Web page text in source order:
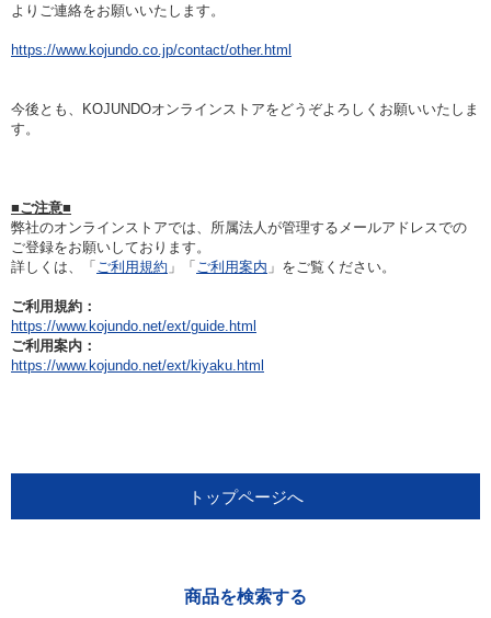
和名・英名で検索
CAS番号で検索
商品分類
化合物
形状詳細
アウトレット
よりご連絡をお願いいたします。
https://www.kojundo.co.jp/contact/other.html
今後とも、KOJUNDOオンラインストアをどうぞよろしくお願いいたしま
す。
■ご注意■
弊社のオンラインストアでは、所属法人が管理するメールアドレスでの
ご登録をお願いしております。
詳しくは、「 ご利用規約 」「 ご利用案内 」をご覧ください。
ご利用規約：
https://www.kojundo.net/ext/guide.html
ご利用案内：
https://www.kojundo.net/ext/kiyaku.html
トップページへ
商品を検索する